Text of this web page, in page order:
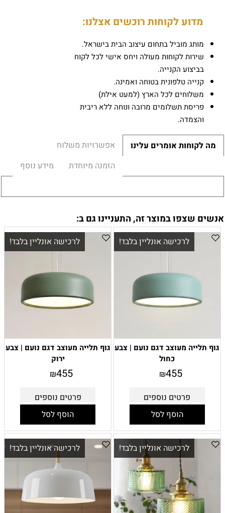
מדוע לקוחות רוכשים אצלנו:
מותג מוביל בתחום עיצוב הבית בישראל.
שירות לקוחות מעולה ויחס אישי לכל לקוח
בביצוע הקנייה.
קנייה טלפונית בטוחה ואמינה.
משלוחים לכל הארץ (למעט אילת)
פריסת תשלומים מרובה ונוחה ללא ריבית
והצמדה.
מה לקוחות אומרים עלינו
אפשרויות משלוח
הזמנה מיוחדת
מידע נוסף
אנשים שצפו במוצר זה, התעניינו גם ב:
לרכישה אונליין בלבד!
גוף תלייה מעוצב דגם נועם | צבע
כחול
₪455
פרטים נוספים
הוסף לסל
לרכישה אונליין בלבד!
גוף תלייה מעוצב דגם נועם | צבע
ירוק
₪455
פרטים נוספים
הוסף לסל
לרכישה אונליין בלבד! לרכישה אונליין בלבד!